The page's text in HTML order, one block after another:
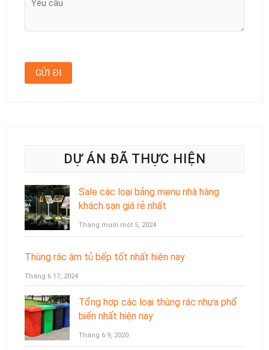
DỰ ÁN ĐÃ THỰC HIỆN
Sale các loại bảng menu nhà hàng
khách sạn giá rẻ nhất
Tháng mười một 5, 2024
Thùng rác âm tủ bếp tốt nhất hiện nay
Tháng 6 17, 2024
Tổng hợp các loại thùng rác nhựa phổ
biến nhất hiện nay
Tháng 6 9, 2020